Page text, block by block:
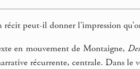
récit peut-il donner l’impression
en mouvement de Montaigne,
récurrente, centrale. Dans